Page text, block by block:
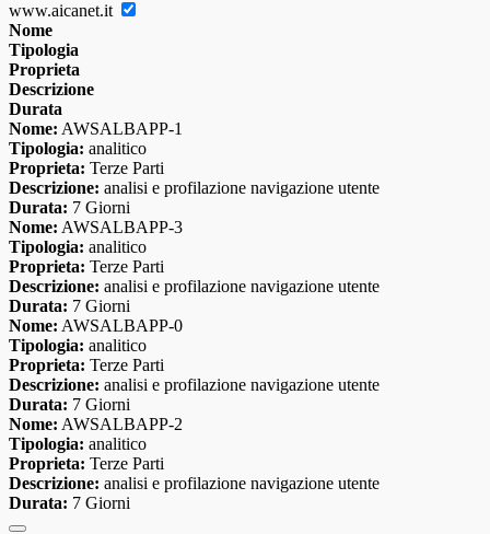
www.aicanet.it
Nome
Tipologia
Proprieta
Descrizione
Durata
Nome: AWSALBAPP-1
Tipologia: analitico
Proprieta: Terze Parti
Descrizione: analisi e profilazione navigazione utente
Durata: 7 Giorni
Nome: AWSALBAPP-3
Tipologia: analitico
Proprieta: Terze Parti
Descrizione: analisi e profilazione navigazione utente
Durata: 7 Giorni
Nome: AWSALBAPP-0
Tipologia: analitico
Proprieta: Terze Parti
Descrizione: analisi e profilazione navigazione utente
Durata: 7 Giorni
Nome: AWSALBAPP-2
Tipologia: analitico
Proprieta: Terze Parti
Descrizione: analisi e profilazione navigazione utente
Durata: 7 Giorni